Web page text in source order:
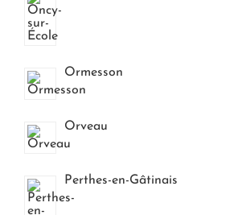
Ormesson
Orveau
Perthes-en-Gâtinais